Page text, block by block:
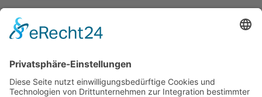
Fachinformationen
Erstattungsfähige rezeptfreie Medikamente
Studie: Reduziert das Darmbakterium Bacteroides vulgatus
Heißhunger auf Süßes?